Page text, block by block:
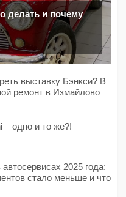
делать и почему
выставку Бэнкси? В
ремонт в Измайлово
– одно и то же?!
2025 года:
стало меньше и что